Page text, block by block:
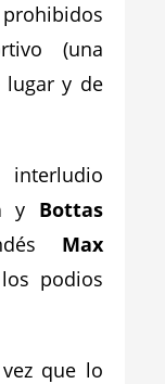
(una
lugar y de
y Bottas
Max
podios
que lo